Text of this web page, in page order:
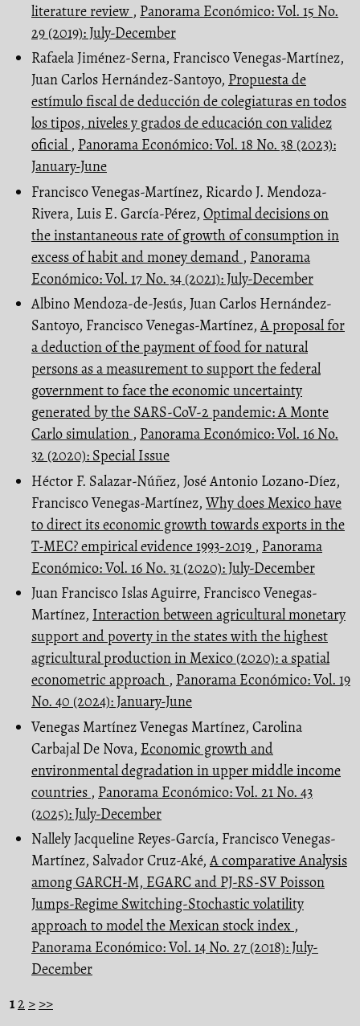
literature review , Panorama Económico: Vol. 15 No.
29 (2019): July-December
Rafaela Jiménez-Serna, Francisco Venegas-Martínez,
Juan Carlos Hernández-Santoyo, Propuesta de
estímulo fiscal de deducción de colegiaturas en todos
los tipos, niveles y grados de educación con validez
oficial , Panorama Económico: Vol. 18 No. 38 (2023):
January-June
Francisco Venegas-Martínez, Ricardo J. Mendoza-
Rivera, Luis E. García-Pérez, Optimal decisions on
the instantaneous rate of growth of consumption in
excess of habit and money demand , Panorama
Económico: Vol. 17 No. 34 (2021): July-December
Albino Mendoza-de-Jesús, Juan Carlos Hernández-
Santoyo, Francisco Venegas-Martínez,A proposal for
a deduction of the payment of food for natural
persons as a measurement to support the federal
government to face the economic uncertainty
generated by the SARS-CoV-2 pandemic: A Monte
Carlo simulation , Panorama Económico: Vol. 16 No.
32 (2020): Special Issue
Héctor F. Salazar-Núñez, José Antonio Lozano-Díez,
Francisco Venegas-Martínez, Why does Mexico have
to direct its economic growth towards exports in the
T-MEC? empirical evidence 1993-2019 , Panorama
Económico: Vol. 16 No. 31 (2020): July-December
Juan Francisco Islas Aguirre, Francisco Venegas-
Martínez, Interaction between agricultural monetary
support and poverty in the states with the highest
agricultural production in Mexico (2020): a spatial
econometric approach , Panorama Económico: Vol. 19
No. 40 (2024): January-June
Venegas Martínez Venegas Martínez, Carolina
Carbajal De Nova, Economic growth and
environmental degradation in upper middle income
countries , Panorama Económico: Vol. 21 No. 43
(2025): July-December
Nallely Jacqueline Reyes-García, Francisco Venegas-
Martínez, Salvador Cruz-Aké,A comparative Analysis
among GARCH-M, EGARC and PJ-RS-SV Poisson
Jumps-Regime Switching-Stochastic volatility
approach to model the Mexican stock index ,
Panorama Económico: Vol. 14 No. 27 (2018): July-
December
12 > >>